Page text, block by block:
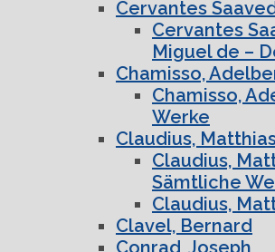
Cervantes
Cervantes
Miguel de –
Chamisso,
Chamisso,
Werke
Claudius,
Claudius,
Sämtliche
Claudius,
Clavel, Bernard
Conrad, Joseph